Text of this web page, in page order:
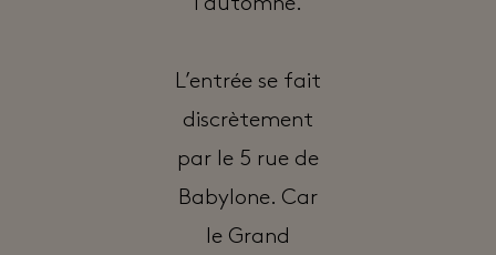
l’automne.
L’entrée se fait
discrètement
par le 5 rue de
Babylone. Car
le Grand